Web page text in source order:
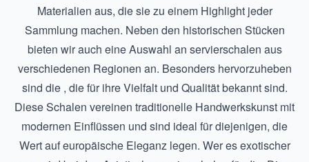
Materialien aus, die sie zu einem Highlight jeder
Sammlung machen. Neben den historischen Stücken
bieten wir auch eine Auswahl an servierschalen aus
verschiedenen Regionen an. Besonders hervorzuheben
sind die , die für ihre Vielfalt und Qualität bekannt sind.
Diese Schalen vereinen traditionelle Handwerkskunst mit
modernen Einflüssen und sind ideal für diejenigen, die
Wert auf europäische Eleganz legen. Wer es exotischer